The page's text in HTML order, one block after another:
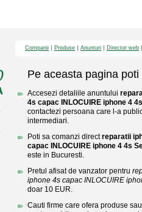
Companii Produse Anunturi Director web
Pe aceasta pagina poti
Accesezi detaliile anuntului
4s capac INLOCUIRE iphone 4
contactezi persoana care l-a
intermediari.
Poti sa comanzi directreparatii
capac INLOCUIRE iphone 4 4s
este in Bucuresti.
Pretul afisat de vanzator pentru
iphone 4s capac INLOCUIRE
doar 10 EUR.
Cauti firme care ofera produse